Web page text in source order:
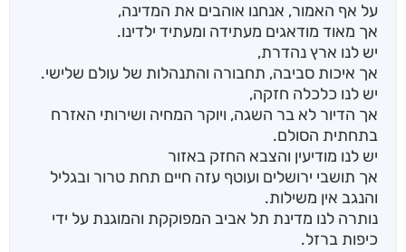
על אף האמור, אנחנו אוהבים את המדינה,
אך מאוד מודאגים מעתידה ומעתיד ילדינו.
יש לנו ארץ נהדרת,
אך איכות סביבה, תחבורה והתנהלות של עולם שלישי.
יש לנו כלכלה חזקה,
אך הדיור לא בר השגה, ויוקר המחיה ושירותי האזרח
בתחתית הסולם.
יש לנו מודיעין והצבא החזק באזור
אך תושבי ירושלים ועוטף עזה חיים תחת טרור ובגליל
והנגב אין משילות.
נותרה לנו מדינת תל אביב המפוקקת והמוגנת על ידי
כיפות ברזל.